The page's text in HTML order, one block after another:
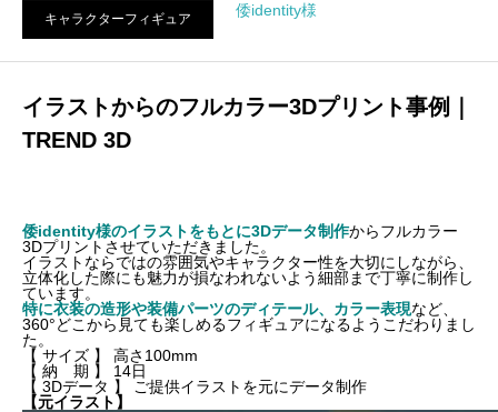
キャラクターフィギュア 倭identity様
イラストからのフルカラー3Dプリント事例｜
TREND 3D
倭identity様のイラストをもとに3Dデータ制作からフルカラー
3Dプリントさせていただきました。
イラストならではの雰囲気やキャラクター性を大切にしながら、
立体化した際にも魅力が損なわれないよう細部まで丁寧に制作し
ています。
特に衣装の造形や装備パーツのディテール、カラー表現など、
360°どこから見ても楽しめるフィギュアになるようこだわりまし
た。
【 サイズ 】 高さ100mm
【 納 期 】 14日
【 3Dデータ 】 ご提供イラストを元にデータ制作
【元イラスト】